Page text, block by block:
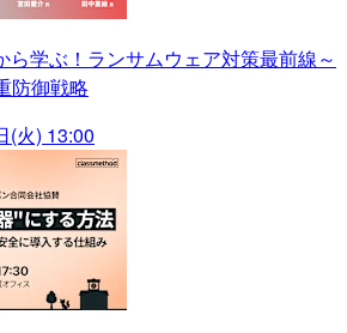
ら学ぶ！ランサムウェア対策最前線～
防御戦略
(火) 13:00